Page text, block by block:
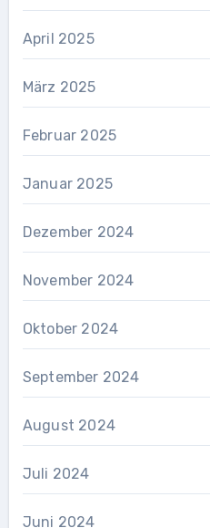
April 2025
März 2025
Februar 2025
Januar 2025
Dezember 2024
November 2024
Oktober 2024
September 2024
August 2024
Juli 2024
Juni 2024